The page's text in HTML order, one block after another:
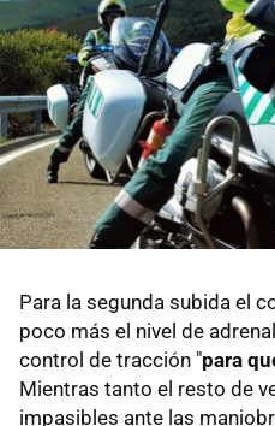
Para la segunda subida el
poco más el nivel de
control de tracción "para
Mientras tanto el resto de
impasibles ante las